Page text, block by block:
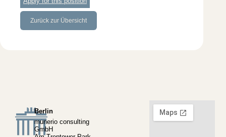
Zurück zur Übersicht
Berlin
munerio consulting
GmbH